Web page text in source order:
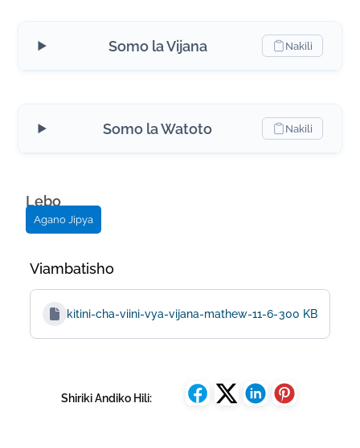
Somo la Vijana Nakili
Somo la Watoto Nakili
Lebo
Agano Jipya
Viambatisho
kitini-cha-viini-vya-vijana-mathew-11-6-19-25-30
300 KB
Shiriki Andiko Hili: